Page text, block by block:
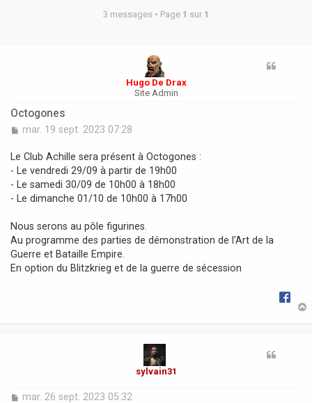
3 messages • Page 1 sur 1
Hugo De Drax
Site Admin
Octogones
M
s
a
g
e
mar. 19 sept. 2023 07:28
Le Club Achille sera présent à Octogones :
- Le vendredi 29/09 à partir de 19h00
- Le samedi 30/09 de 10h00 à 18h00
- Le dimanche 01/10 de 10h00 à 17h00
Nous serons au pôle figurines.
Au programme des parties de démonstration de l'Art de la
Guerre et Bataille Empire.
En option du Blitzkrieg et de la guerre de sécession
sylvain31
M
mar. 26 sept. 2023 05:32